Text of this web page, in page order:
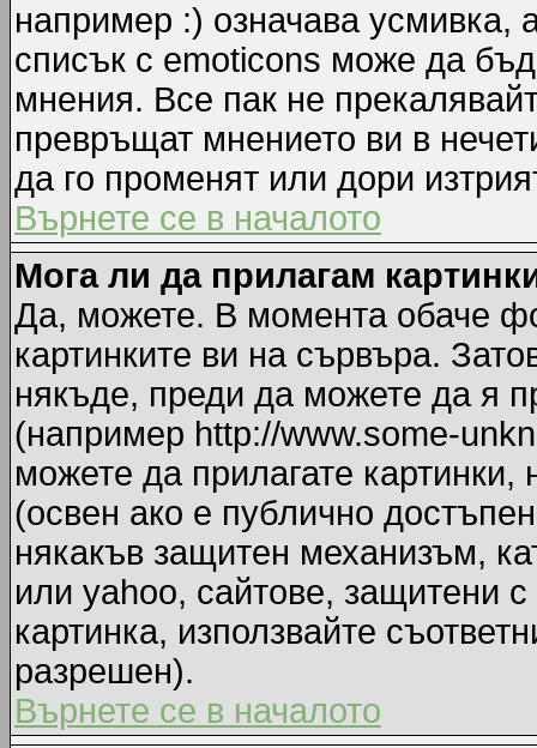
например :) означава усмивка,
списък с emoticons може да
мнения. Все пак не
превръщат мнението ви в
да го променят или дори
Върнете се в началото
Мога ли да прилагам
Да, можете. В момента обаче
картинките ви на сървъра.
някъде, преди да можете да я
(например http://www.some-
можете да прилагате
(освен ако е публично
някакъв защитен механизъм,
или yahoo, сайтове, защитени
картинка, използвайте
разрешен).
Върнете се в началото